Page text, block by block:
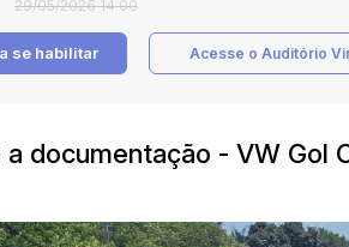
29/05/2026 14:00
se habilitar Acesse o Auditório
documentação - VW Gol